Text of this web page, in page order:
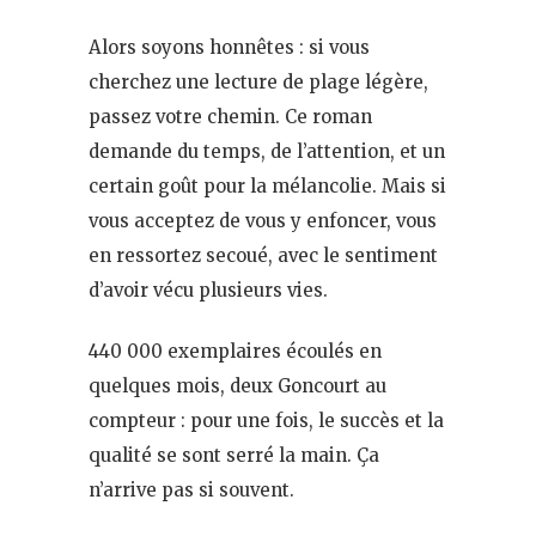
Alors soyons honnêtes : si vous
cherchez une lecture de plage légère,
passez votre chemin. Ce roman
demande du temps, de l’attention, et un
certain goût pour la mélancolie. Mais si
vous acceptez de vous y enfoncer, vous
en ressortez secoué, avec le sentiment
d’avoir vécu plusieurs vies.
440 000 exemplaires écoulés en
quelques mois, deux Goncourt au
compteur : pour une fois, le succès et la
qualité se sont serré la main. Ça
n’arrive pas si souvent.